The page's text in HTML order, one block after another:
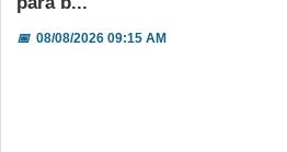
📅08/08/2026 09:15 AM